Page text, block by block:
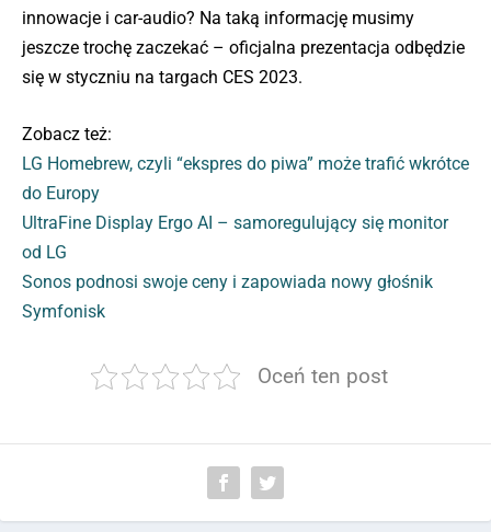
innowacje i car-audio? Na taką informację musimy
jeszcze trochę zaczekać – oficjalna prezentacja odbędzie
się w styczniu na targach CES 2023.
Zobacz też:
LG Homebrew, czyli “ekspres do piwa” może trafić wkrótce
do Europy
UltraFine Display Ergo AI – samoregulujący się monitor
od LG
Sonos podnosi swoje ceny i zapowiada nowy głośnik
Symfonisk
Oceń ten post